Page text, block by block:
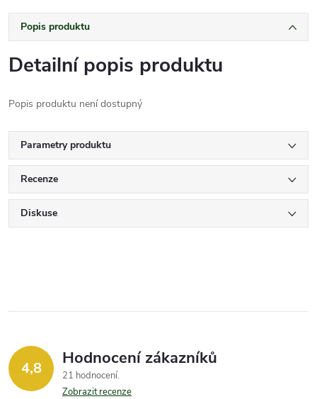
Popis produktu
Detailní popis produktu
Popis produktu není dostupný
Parametry produktu
Recenze
Diskuse
4,8 Hodnocení zákazníků
21 hodnocení
Zobrazit recenze